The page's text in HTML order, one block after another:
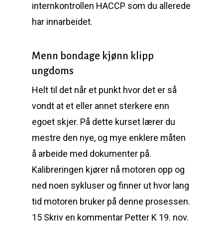
internkontrollen HACCP som du allerede
har innarbeidet.
Menn bondage kjønn klipp
ungdoms
Helt til det når et punkt hvor det er så
vondt at et eller annet sterkere enn
egoet skjer. På dette kurset lærer du
mestre den nye, og mye enklere måten
å arbeide med dokumenter på.
Kalibreringen kjører nå motoren opp og
ned noen sykluser og finner ut hvor lang
tid motoren bruker på denne prosessen.
15 Skriv en kommentar Petter K 19. nov.